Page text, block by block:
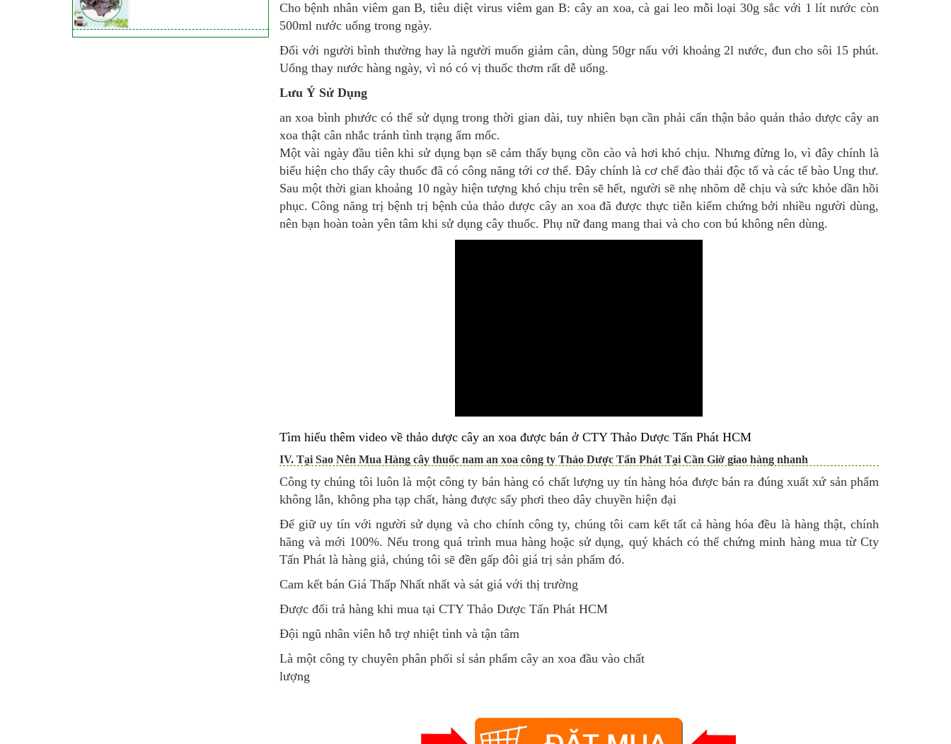
Cho bệnh nhân viêm gan B, tiêu diệt virus viêm gan B: cây an xoa, cà gai leo mỗi loại 30g sắc với 1 lít nước còn
500ml nước uống trong ngày.
Đối với người bình thường hay là người muốn giảm cân, dùng 50gr nấu với khoảng 2l nước, đun cho sôi 15 phút.
Uống thay nước hàng ngày, vì nó có vị thuốc thơm rất dễ uống.
Lưu Ý Sử Dụng
an xoa bình phước có thể sử dụng trong thời gian dài, tuy nhiên bạn cần phải cẩn thận bảo quản thảo dược cây an
xoa thật cân nhắc tránh tình trạng ẩm mốc.
Một vài ngày đầu tiên khi sử dụng bạn sẽ cảm thấy bụng cồn cào và hơi khó chịu. Nhưng đừng lo, vì đây chính là
biểu hiện cho thấy cây thuốc đã có công năng tới cơ thể. Đây chính là cơ chế đào thải độc tố và các tế bào Ung thư.
Sau một thời gian khoảng 10 ngày hiện tượng khó chịu trên sẽ hết, người sẽ nhẹ nhõm dễ chịu và sức khỏe dần hồi
phục. Công năng trị bệnh trị bệnh của thảo dược cây an xoa đã được thực tiễn kiểm chứng bởi nhiều người dùng,
nên bạn hoàn toàn yên tâm khi sử dụng cây thuốc. Phụ nữ đang mang thai và cho con bú không nên dùng.
Tìm hiểu thêm video về thảo dược cây an xoa được bán ở CTY Thảo Dược Tấn Phát HCM
IV. Tại Sao Nên Mua Hàng cây thuốc nam an xoa công ty Thảo Dược Tấn Phát Tại Cần Giờ giao hàng nhanh
Công ty chúng tôi luôn là một công ty bán hàng có chất lượng uy tín hàng hóa được bán ra đúng xuất xứ sản phẩm
không lẫn, không pha tạp chất, hàng được sấy phơi theo dây chuyền hiện đại
Để giữ uy tín với người sử dụng và cho chính công ty, chúng tôi cam kết tất cả hàng hóa đều là hàng thật, chính
hãng và mới 100%. Nếu trong quá trình mua hàng hoặc sử dụng, quý khách có thể chứng minh hàng mua từ Cty
Tấn Phát là hàng giả, chúng tôi sẽ đền gấp đôi giá trị sản phẩm đó.
Cam kết bán Giá Thấp Nhất nhất và sát giá với thị trường
Được đổi trả hàng khi mua tại CTY Thảo Dược Tấn Phát HCM
Đội ngũ nhân viên hỗ trợ nhiệt tình và tận tâm
Là một công ty chuyên phân phối sỉ sản phẩm cây an xoa đầu vào chất
lượng